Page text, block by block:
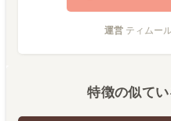
運営 ティムー
特徴の似てい